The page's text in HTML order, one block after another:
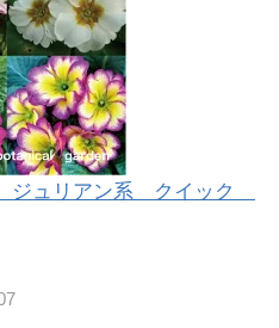
ジュリアン系 クイック